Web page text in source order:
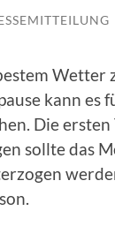
Wetter
kann es
Die
sollte das